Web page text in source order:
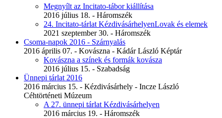
Megnyílt az Incitato-tábor kiállítása
2016 július 18. - Háromszék
24. Incitato-tárlat KézdivásárhelyenLovak és elemek
2021 szeptember 30. - Háromszék
Csoma-napok 2016 - Szárnyalás
2016 április 07. - Kovászna - Kádár László Képtár
Kovászna a színek és formák kovásza
2016 július 15. - Szabadság
Ünnepi tárlat 2016
2016 március 15. - Kézdivásárhely - Incze László
Céhtörténeti Múzeum
A 27. ünnepi tárlat Kézdivásárhelyen
2016 március 19. - Háromszék